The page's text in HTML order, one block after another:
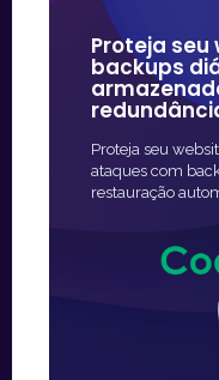
Proteja
backups
Proteja seu
ataques com
restauração